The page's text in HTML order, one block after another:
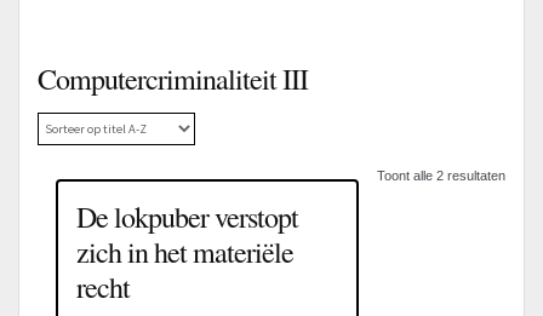
Computercriminaliteit III
Toont alle 2 resultaten
De lokpuber verstopt
zich in het materiële
recht